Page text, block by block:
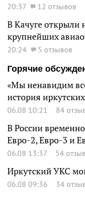
20:37 12 отзывов
В Качуге открыли
крупнейших
20:24
5 отзывов
Горячие
«Мы ненавидим
история
06.08 10:21 84
В России
Евро-2, Евро-3 и
06.08 13:37 54
Иркутский УКС
06.08 09:36 34